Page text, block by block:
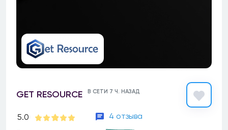
GET RESOURCE В СЕТИ 7 Ч. НАЗАД
5.0 4 отзыва